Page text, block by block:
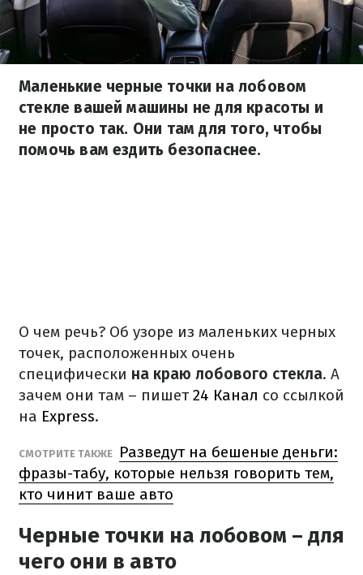
Маленькие черные точки на лобовом
стекле вашей машины не для красоты и
не просто так. Они там для того, чтобы
помочь вам ездить безопаснее.
О чем речь? Об узоре из маленьких черных
точек, расположенных очень
специфически на краю лобового стекла. А
зачем они там – пишет24 Канал со ссылкой
на Express.
СМОТРИТЕ ТАКЖЕ
Разведут на бешеные деньги:
фразы-табу, которые нельзя говорить тем,
кто чинит ваше авто
Черные точки на лобовом – для
чего они в авто